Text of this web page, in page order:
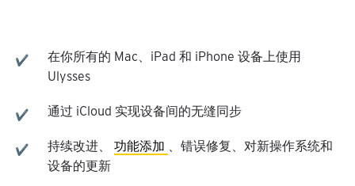
在你所有的 Mac、iPad 和 iPhone 设备上使用
Ulysses
通过 iCloud 实现设备间的无缝同步
持续改进、 功能添加 、错误修复、对新操作系统和
设备的更新